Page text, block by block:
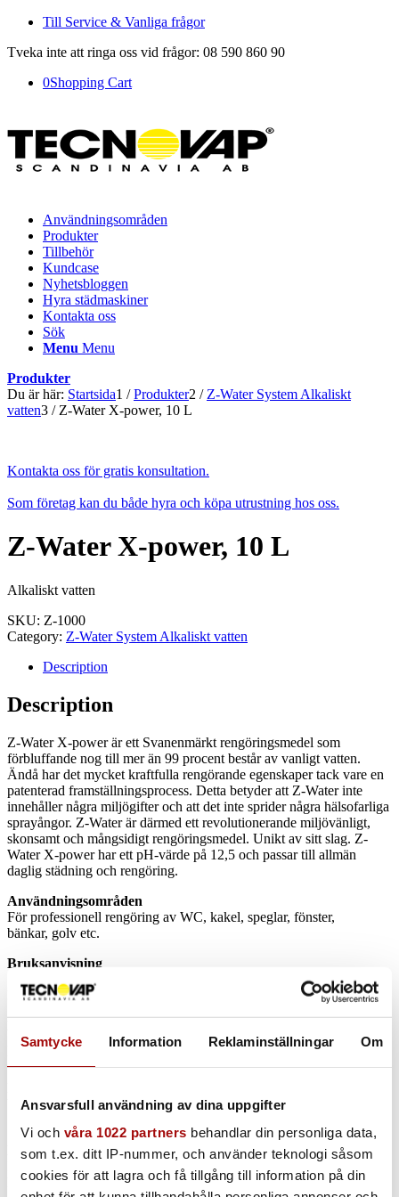
Samtycke Information Reklaminställningar Om
Ansvarsfull användning av dina uppgifter
Vi och våra 1022 partners behandlar din personliga data,
som t.ex. ditt IP-nummer, och använder teknologi såsom
cookies för att lagra och få tillgång till information på din
Till Service & Vanliga frågor
Tveka inte att ringa oss vid frågor: 08 590 860 90
0Shopping Cart
Användningsområden
Produkter
Tillbehör
Kundcase
Nyhetsbloggen
Hyra städmaskiner
Kontakta oss
Sök
Menu Menu
Produkter
Du är här: Startsida1 / Produkter2 / Z-Water System Alkaliskt
vatten3 / Z-Water X-power, 10 L
Kontakta oss för gratis konsultation.
Som företag kan du både hyra och köpa utrustning hos oss.
Z-Water X-power, 10 L
Alkaliskt vatten
SKU: Z-1000
Category: Z-Water System Alkaliskt vatten
Description
Description
Z-Water X-power är ett Svanenmärkt rengöringsmedel som
förbluffande nog till mer än 99 procent består av vanligt vatten.
Ändå har det mycket kraftfulla rengörande egenskaper tack vare en
patenterad framställningsprocess. Detta betyder att Z-Water inte
innehåller några miljögifter och att det inte sprider några hälsofarliga
sprayångor. Z-Water är därmed ett revolutionerande miljövänligt,
skonsamt och mångsidigt rengöringsmedel. Unikt av sitt slag. Z-
Water X-power har ett pH-värde på 12,5 och passar till allmän
daglig städning och rengöring.
Användningsområden
För professionell rengöring av WC, kakel, speglar, fönster,
bänkar, golv etc.
Bruksanvisning
Sprayas outspädd direkt på ytan eller i en ren mopp/duk. Torka av.
På hårt smutsade ytor: låt verka en stund innan avtorkning.
Används koncentrerad. Vid användning för golvrengöring: 0,5 liter
Vatten >99,83 %, Kaliumhydroxid 0,17 %. pH-värde: 12,5.
Hållbarhet och förvaring
I väl försluten förpackning håller sig produkten i upp till två år.
Förvaras frostfritt.